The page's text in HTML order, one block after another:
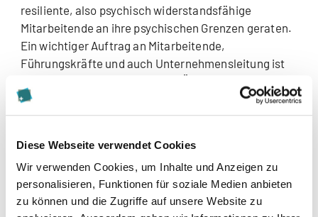
Diese Webseite verwendet Cookies
Wir verwenden Cookies, um Inhalte und Anzeigen zu
personalisieren, Funktionen für soziale Medien anbieten
zu können und die Zugriffe auf unsere Website zu
resiliente, also psychisch widerstandsfähige
Mitarbeitende an ihre psychischen Grenzen geraten.
Ein wichtiger Auftrag an Mitarbeitende,
Führungskräfte und auch Unternehmensleitung ist
es, Anzeichen von psychischer Überlastung bei sich
selbst und bei anderen zu erkennen. Es gibt drei
Ebenen, auf denen sich Signale und Auswirkungen
"Psychosomatischen Indikatoren",
"Verhaltensbezogenen Indikatoren" und
"Leistungsbezogenen Indikatoren" unterscheiden
(Abb. 2).